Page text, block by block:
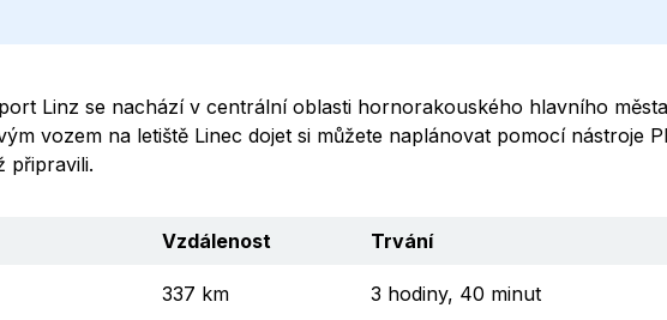
Linz se nachází v centrální oblasti hornorakouského hlavního
vozem na letiště Linec dojet si můžete naplánovat pomocí nástroje
připravili.
Vzdálenost Trvání
337 km 3 hodiny, 40 minut